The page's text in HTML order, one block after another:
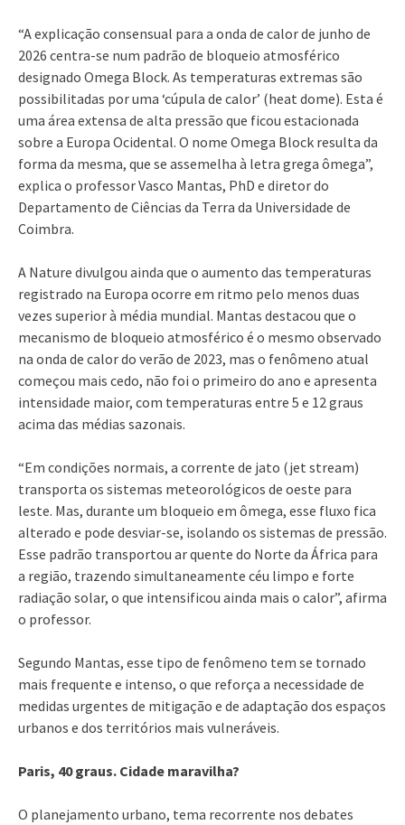
“A explicação consensual para a onda de calor de junho de
2026 centra-se num padrão de bloqueio atmosférico
designado Omega Block. As temperaturas extremas são
possibilitadas por uma ‘cúpula de calor’ (heat dome). Esta é
uma área extensa de alta pressão que ficou estacionada
sobre a Europa Ocidental. O nome Omega Block resulta da
forma da mesma, que se assemelha à letra grega ômega”,
explica o professor Vasco Mantas, PhD e diretor do
Departamento de Ciências da Terra da Universidade de
Coimbra.
A Nature divulgou ainda que o aumento das temperaturas
registrado na Europa ocorre em ritmo pelo menos duas
vezes superior à média mundial. Mantas destacou que o
mecanismo de bloqueio atmosférico é o mesmo observado
na onda de calor do verão de 2023, mas o fenômeno atual
começou mais cedo, não foi o primeiro do ano e apresenta
intensidade maior, com temperaturas entre 5 e 12 graus
acima das médias sazonais.
“Em condições normais, a corrente de jato (jet stream)
transporta os sistemas meteorológicos de oeste para
leste. Mas, durante um bloqueio em ômega, esse fluxo fica
alterado e pode desviar-se, isolando os sistemas de pressão.
Esse padrão transportou ar quente do Norte da África para
a região, trazendo simultaneamente céu limpo e forte
radiação solar, o que intensificou ainda mais o calor”, afirma
o professor.
Segundo Mantas, esse tipo de fenômeno tem se tornado
mais frequente e intenso, o que reforça a necessidade de
medidas urgentes de mitigação e de adaptação dos espaços
urbanos e dos territórios mais vulneráveis.
Paris, 40 graus. Cidade maravilha?
O planejamento urbano, tema recorrente nos debates